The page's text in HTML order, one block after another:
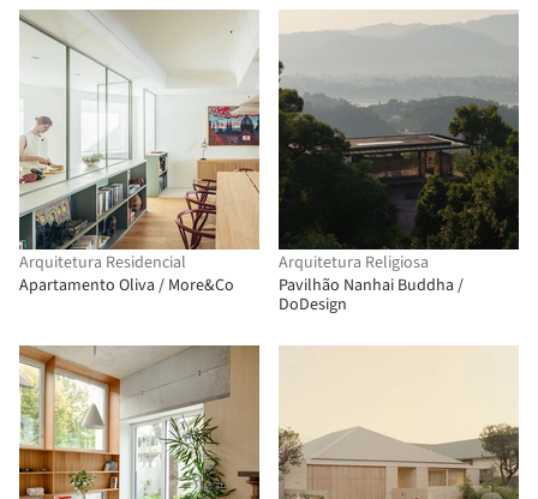
Arquitetura Residencial
Apartamento Oliva / More&Co
Arquitetura Religiosa
Pavilhão Nanhai Buddha /
DoDesign